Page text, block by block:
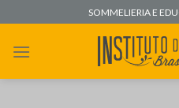
to
content
SOMMELIERIA E